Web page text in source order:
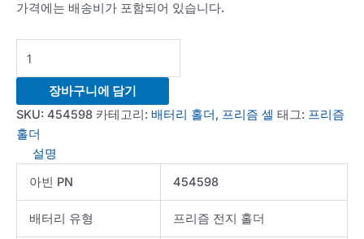
가격에는 배송비가 포함되어 있습니다.
cell
holder-
1CH-
300A-
H300mm
수
장바구니에 담기
SKU: 454598 카테고리: 배터리 홀더 , 프리즘 셀 태그: 프리즘
홀더
설명
아빈 PN
454598
배터리 유형 프리즘 전지 홀더